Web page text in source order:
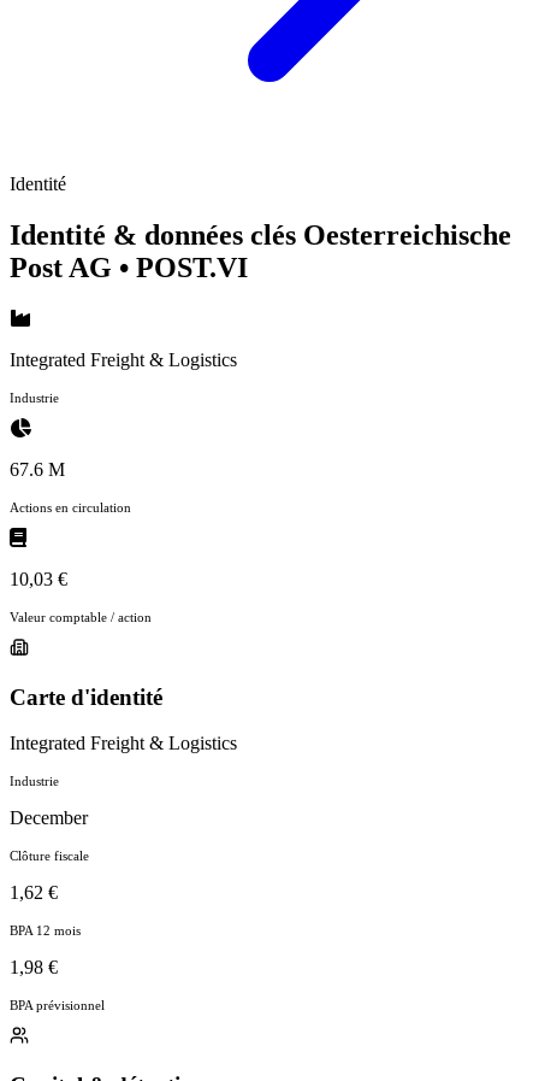
Identité
Identité & données clés Oesterreichische
Post AG • POST.VI
Integrated Freight & Logistics
Industrie
67.6 M
Actions en circulation
10,03 €
Valeur comptable / action
Carte d'identité
Integrated Freight & Logistics
Industrie
December
Clôture fiscale
1,62 €
BPA 12 mois
1,98 €
BPA prévisionnel